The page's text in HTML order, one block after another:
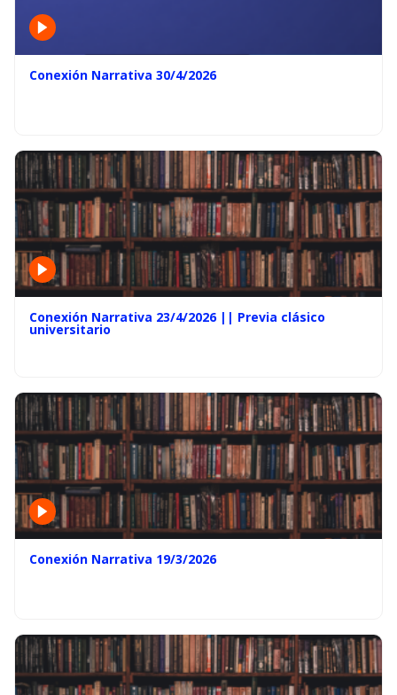
Conexión Narrativa 30/4/2026
Conexión Narrativa 23/4/2026 || Previa clásico
universitario
Conexión Narrativa 19/3/2026